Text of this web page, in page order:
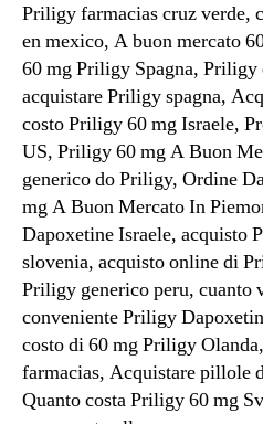
Priligy farmacias cruz verde,
en mexico, A buon mercato
60 mg Priligy Spagna, Priligy
acquistare Priligy spagna,
costo Priligy 60 mg Israele,
US, Priligy 60 mg A Buon
generico do Priligy, Ordine
mg A Buon Mercato In
Dapoxetine Israele, acquisto
slovenia, acquisto online di
Priligy generico peru, cuanto
conveniente Priligy
costo di 60 mg Priligy
farmacias, Acquistare pillole
Quanto costa Priligy 60 mg